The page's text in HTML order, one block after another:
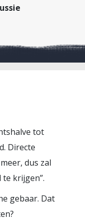
tot
Directe
dus zal
krijgen”.
gebaar. Dat